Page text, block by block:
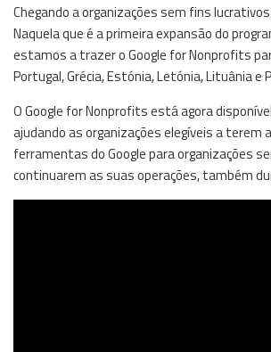
Chegando a organizações sem fins
Naquela que é a primeira expansão do
estamos a trazer o Google for Nonprofits
Portugal, Grécia, Estónia, Letónia, Lituânia e
O Google for Nonprofits está agora
ajudando as organizações elegíveis a terem
ferramentas do Google para organizações
continuarem as suas operações, também